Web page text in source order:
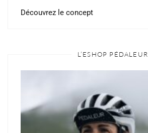
Découvrez le concept
L’ESHOP PÉDALEUR